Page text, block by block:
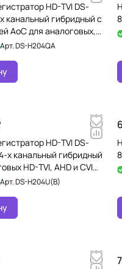
HD-TVI DS-
канальный гибридный c
AoC для аналоговых,
и CVI камер +
Арт.DS-H204QA
HD-TVI DS-
х канальный гибридный
HD-TVI, AHD и CVI
канала
Арт.DS-H204U(B)